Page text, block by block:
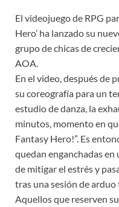
El videojuego de RPG
Hero’ ha lanzado su
grupo de chicas de
AOA.
En el video, después de
su coreografía para un
estudio de danza, la
minutos, momento en
Fantasy Hero!”. Es
quedan enganchadas
de mitigar el estrés y
tras una sesión de arduo
Aquellos que reserven